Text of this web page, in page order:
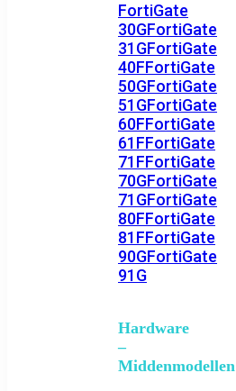
FortiGate
30GFortiGate
31GFortiGate
40FFortiGate
50GFortiGate
51GFortiGate
60FFortiGate
61FFortiGate
71FFortiGate
70GFortiGate
71GFortiGate
80FFortiGate
81FFortiGate
90GFortiGate
91G
Hardware
–
Middenmodellen